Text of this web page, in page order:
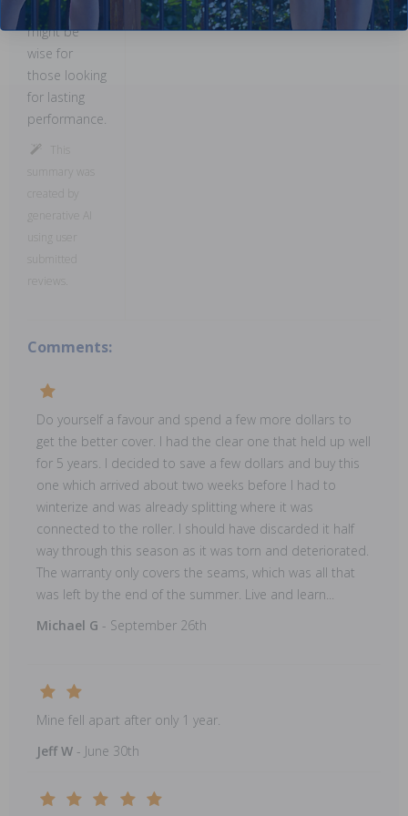
end option
might be
wise for
those looking
for lasting
performance.
This
summary was
created by
generative AI
submitted
reviews.
Comments:
Do yourself a favour and spend a few more dollars to
get the better cover. I had the clear one that held up well
for 5 years. I decided to save a few dollars and buy this
one which arrived about two weeks before I had to
winterize and was already splitting where it was
connected to the roller. I should have discarded it half
way through this season as it was torn and deteriorated.
The warranty only covers the seams, which was all that
was left by the end of the summer. Live and learn...
Michael G - September 26th
Mine fell apart after only 1 year.
Jeff W - June 30th